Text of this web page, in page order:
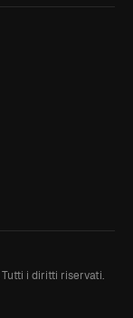
Tutti i diritti riservati.